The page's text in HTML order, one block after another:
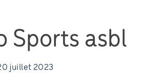
Sports asbl
juillet 2023